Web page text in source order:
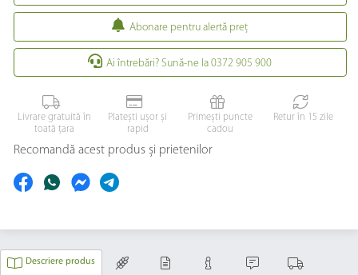
Abonare pentru alertă preţ
Ai întrebări? Sună-ne la 0372 905 900
Livrare gratuită în
toată țara
Platești ușor și
rapid
Primești puncte
cadou
Retur în 15 zile
Recomandă acest produs și prietenilor
Descriere produs